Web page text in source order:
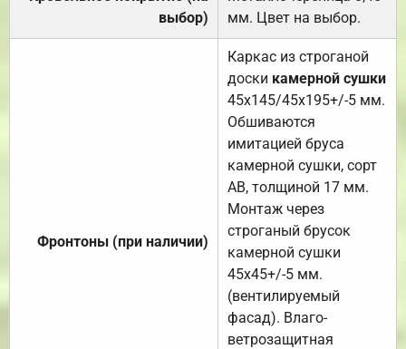
выбор)
мм. Цвет на выбор.
Фронтоны (при наличии)
Каркас из строганой
доски камерной сушки
45х145/45х195+/-5 мм.
Обшиваются
имитацией бруса
камерной сушки, сорт
АВ, толщиной 17 мм.
Монтаж через
строганый брусок
камерной сушки
45х45+/-5 мм.
(вентилируемый
фасад). Влаго-
ветрозащитная